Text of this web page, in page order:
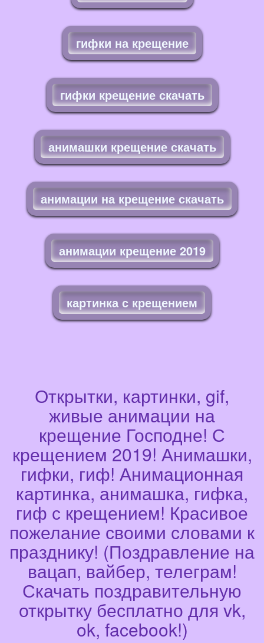
гифки на крещение
гифки крещение скачать
анимашки крещение скачать
анимации на крещение скачать
анимации крещение 2019
картинка с крещением
Открытки, картинки, gif,
живые анимации на
крещение Господне! С
крещением 2019! Анимашки,
гифки, гиф! Анимационная
картинка, анимашка, гифка,
гиф с крещением! Красивое
пожелание своими словами к
празднику! (Поздравление на
вацап, вайбер, телеграм!
Скачать поздравительную
открытку бесплатно для vk,
ok, facebook!)